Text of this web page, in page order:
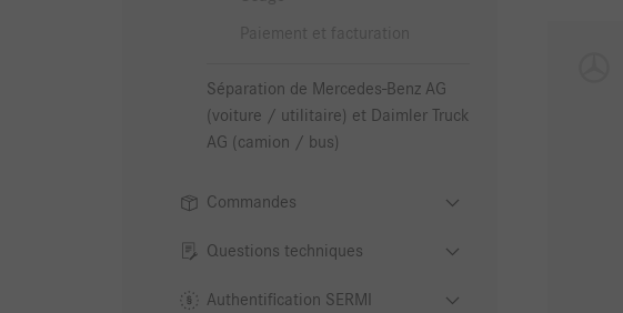
Séparation de Mercedes-Benz AG
(voiture / utilitaire) et Daimler Truck
AG (camion / bus)
Commandes
Questions techniques
Authentification SERMI